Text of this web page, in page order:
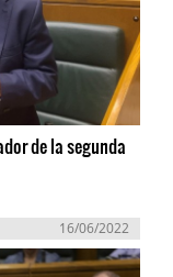
de la segunda
16/06/2022